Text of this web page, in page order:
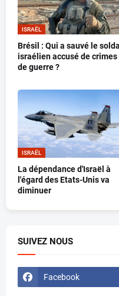
ISRAËL
Brésil : Qui a sauvé le
israélien accusé de crimes
de guerre ?
ISRAËL
La dépendance d'Israël à
l'égard des Etats-Unis va
diminuer
SUIVEZ NOUS
Facebook